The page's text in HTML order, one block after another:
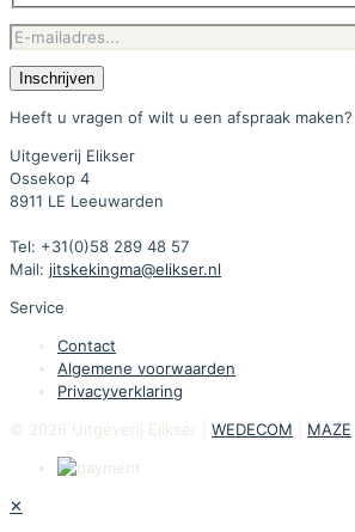
Heeft u vragen of wilt u een afspraak maken?
Uitgeverij Elikser
Ossekop 4
8911 LE Leeuwarden
Tel: +31(0)58 289 48 57
Mail: jitskekingma@elikser.nl
Service
Contact
Algemene voorwaarden
Privacyverklaring
© 2026 Uitgeverij Elikser | WEDECOM MAZE
✕